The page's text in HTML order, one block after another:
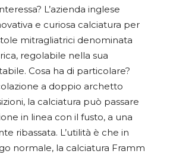
L’azienda inglese
e curiosa calciatura per
mitragliatrici denominata
regolabile nella sua
Cosa ha di particolare?
a doppio archetto
la calciatura può passare
in linea con il fusto, a una
ribassata. L’utilità è che in
normale, la calciatura Framm